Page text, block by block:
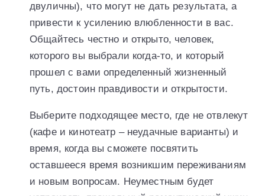
двуличны), что могут не дать результата, а
привести к усилению влюбленности в вас.
Общайтесь честно и открыто, человек,
которого вы выбрали когда-то, и который
прошел с вами определенный жизненный
путь, достоин правдивости и открытости.
Выберите подходящее место, где не отвлекут
(кафе и кинотеатр – неудачные варианты) и
время, когда вы сможете посвятить
оставшееся время возникшим переживаниям
и новым вопросам. Неуместным будет